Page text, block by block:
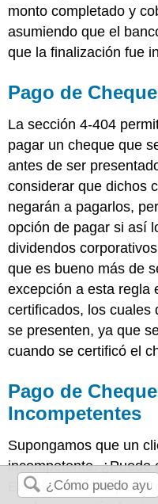
monto completado y
asumiendo que el
que la finalización fue
Pago de
La sección 4-404
pagar un cheque que
antes de ser
considerar que dichos
negarán a pagarlos,
opción de pagar si así
dividendos
que es bueno más de
excepción a esta regla
certificados, los cuales
se presenten, ya que
cuando se certificó el
Pago de
Incompetentes
Supongamos que un
incompetente. ¿Puede
El artículo 4-405